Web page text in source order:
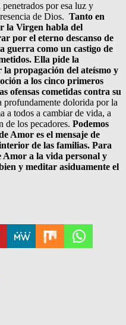
por esa luz y
de Dios. Tanto en
la Virgen habla del
por el eterno descanso de
guerra como un castigo de
Ella pide la
propagación del ateísmo y
a los cinco primeros
ofensas cometidas contra su
profundamente dolorida por la
a todos a cambiar de vida, a
de los pecadores. Podemos
Amor es el mensaje de
de las familias. Para
a la vida personal y
y meditar asiduamente el